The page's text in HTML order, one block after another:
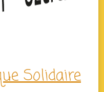
Solidaire